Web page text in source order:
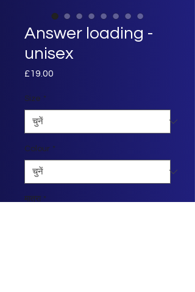
Answer loading -
unisex
£19.00
Size *
Colour *
मात्रा *